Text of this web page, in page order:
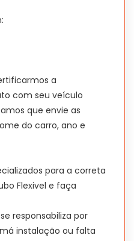
a
com seu veículo
que envie as
do carro, ano e
para a correta
Flexivel e faça
responsabiliza por
instalação ou falta